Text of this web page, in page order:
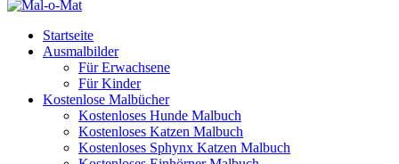
Startseite
Ausmalbilder
Für Erwachsene
Für Kinder
Kostenlose Malbücher
Kostenloses Hunde Malbuch
Kostenloses Katzen Malbuch
Kostenloses Sphynx Katzen Malbuch